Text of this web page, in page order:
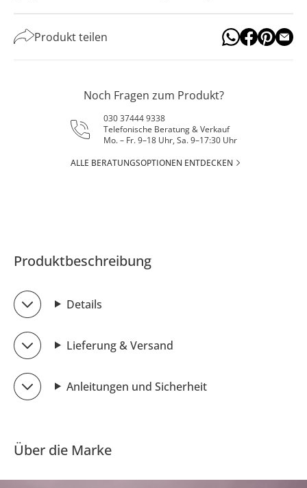
Produkt teilen
Noch Fragen zum Produkt?
030 37444 9338
Telefonische Beratung & Verkauf
Mo. – Fr. 9–18 Uhr, Sa. 9–17:30 Uhr
ALLE BERATUNGSOPTIONEN ENTDECKEN
Produktbeschreibung
Details
Lieferung & Versand
Anleitungen und Sicherheit
Über die Marke